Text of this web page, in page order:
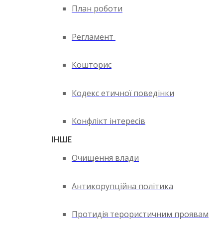
План роботи
Регламент
Кошторис
Кодекс етичної поведінки
Конфлікт інтересів
ІНШЕ
Очищення влади
Антикорупційна політика
Протидія терористичним проявам